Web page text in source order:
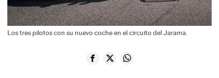
Los tres pilotos con su nuevo coche en el circuito del Jarama.